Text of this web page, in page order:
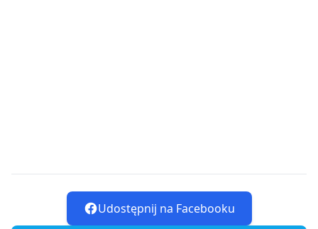
Udostępnij na Facebooku